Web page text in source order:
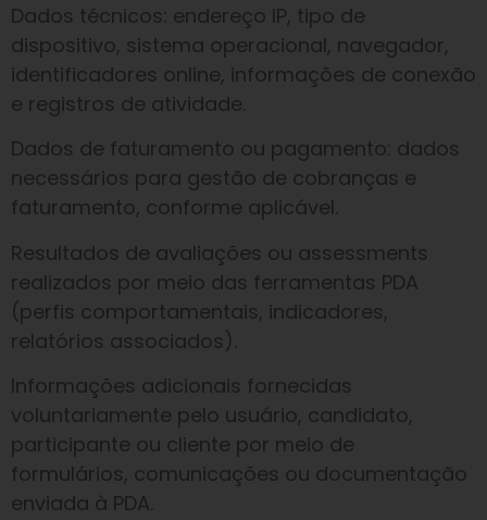
Dados técnicos: endereço IP, tipo de
dispositivo, sistema operacional, navegador,
identificadores online, informações de conexão
e registros de atividade.
Dados de faturamento ou pagamento: dados
necessários para gestão de cobranças e
faturamento, conforme aplicável.
Resultados de avaliações ou assessments
realizados por meio das ferramentas PDA
(perfis comportamentais, indicadores,
relatórios associados).
Informações adicionais fornecidas
voluntariamente pelo usuário, candidato,
participante ou cliente por meio de
formulários, comunicações ou documentação
enviada à PDA.